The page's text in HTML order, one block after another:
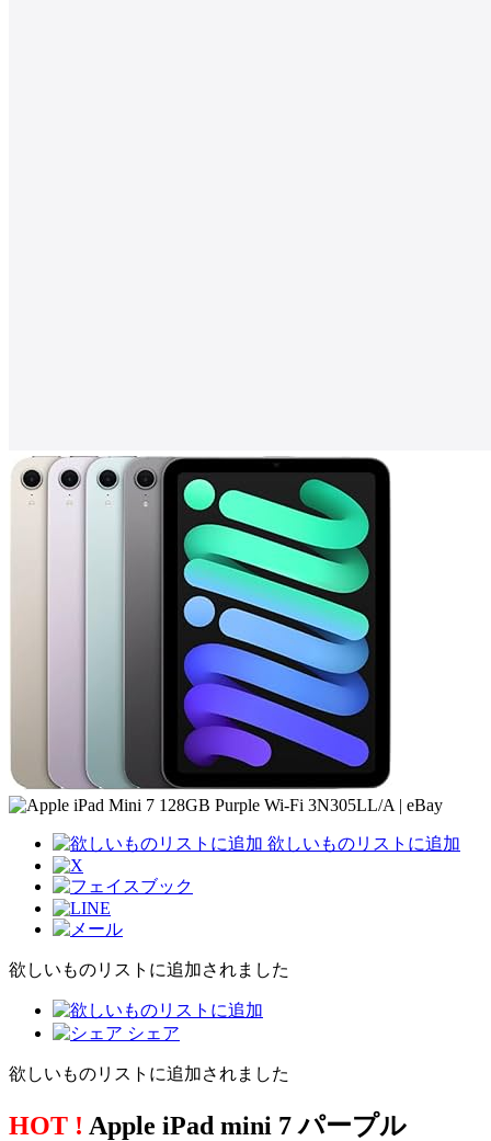
欲しいものリストに追加
欲しいものリストに追加されました
シェア
欲しいものリストに追加されました
HOT ! Apple iPad mini 7 パープル